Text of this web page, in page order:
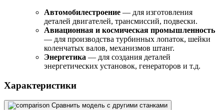
Автомобилестроение — для изготовления
деталей двигателей, трансмиссий, подвески.
Авиационная и космическая промышленность
— для производства турбинных лопаток, шейки
коленчатых валов, механизмов штанг.
Энергетика — для создания деталей
энергетических установок, генераторов и т.д.
Характеристики
Сравнить модель с другими станками